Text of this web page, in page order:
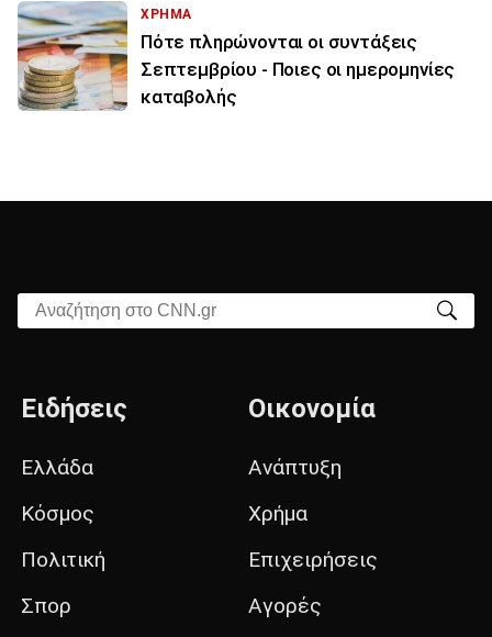
ΧΡΗΜΑ
Πότε πληρώνονται οι συντάξεις
Σεπτεμβρίου - Ποιες οι ημερομηνίες
καταβολής
Αναζήτηση στο CNN.gr
Ειδήσεις
Ελλάδα
Κόσμος
Πολιτική
Σπορ
Οικονομία
Ανάπτυξη
Χρήμα
Επιχειρήσεις
Αγορές